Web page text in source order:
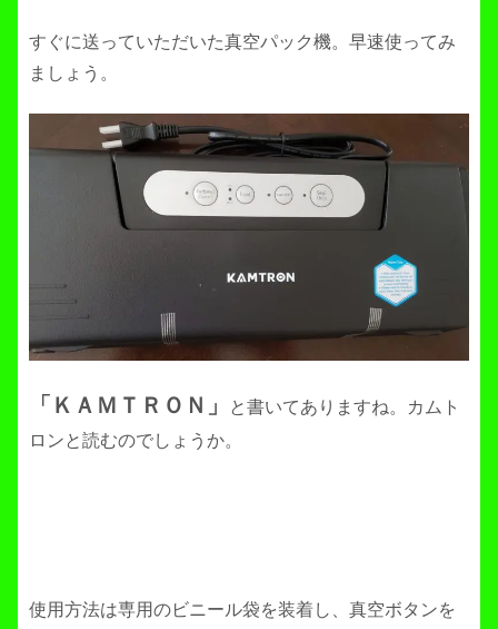
すぐに送っていただいた真空パック機。早速使ってみ
ましょう。
「ＫＡＭＴＲＯＮ」
と書いてありますね。カムト
ロンと読むのでしょうか。
使用方法は専用のビニール袋を装着し、真空ボタンを